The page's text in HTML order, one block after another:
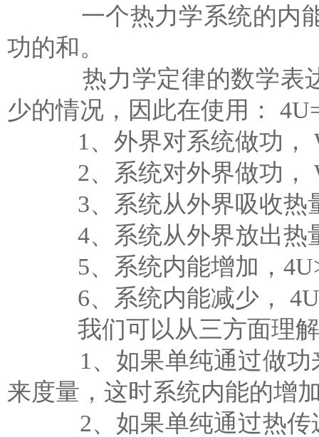
一个热力学系统的内能
功的和。
热力学定律的数学表达
少的情况，因此在使用：
1、外界对系统做功，
2、系统对外界做功，
3、系统从外界吸收热量
4、系统从外界放出热量
5、系统内能增加，
6、系统内能减少，
我们可以从三方面理
1、如果单纯通过做功来
来度量，这时系统内能的增
2、如果单纯通过热传递